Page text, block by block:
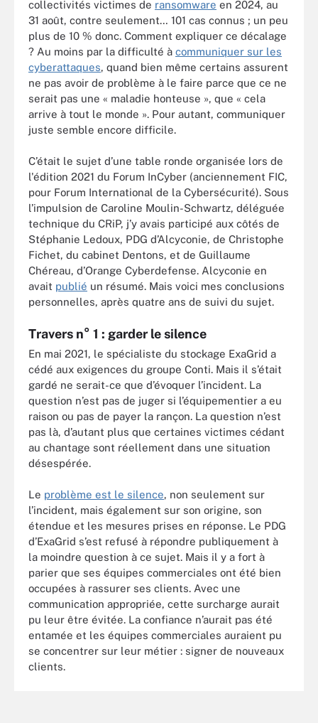
collectivités victimes de ransomware en 2024, au
31 août, contre seulement… 101 cas connus ; un peu
plus de 10 % donc. Comment expliquer ce décalage
? Au moins par la difficulté à communiquer sur les
cyberattaques, quand bien même certains assurent
ne pas avoir de problème à le faire parce que ce ne
serait pas une « maladie honteuse », que « cela
arrive à tout le monde ». Pour autant, communiquer
juste semble encore difficile.
C’était le sujet d’une table ronde organisée lors de
l'édition 2021 du Forum InCyber (anciennement FIC,
pour Forum International de la Cybersécurité). Sous
l’impulsion de Caroline Moulin-Schwartz, déléguée
technique du CRiP, j’y avais participé aux côtés de
Stéphanie Ledoux, PDG d’Alcyconie, de Christophe
Fichet, du cabinet Dentons, et de Guillaume
Chéreau, d’Orange Cyberdefense. Alcyconie en
avait publié un résumé. Mais voici mes conclusions
personnelles, après quatre ans de suivi du sujet.
Travers n° 1 : garder le silence
En mai 2021, le spécialiste du stockage ExaGrid a
cédé aux exigences du groupe Conti. Mais il s’était
gardé ne serait-ce que d’évoquer l’incident. La
question n’est pas de juger si l’équipementier a eu
raison ou pas de payer la rançon. La question n’est
pas là, d’autant plus que certaines victimes cédant
au chantage sont réellement dans une situation
désespérée.
Le problème est le silence, non seulement sur
l’incident, mais également sur son origine, son
étendue et les mesures prises en réponse. Le PDG
d’ExaGrid s’est refusé à répondre publiquement à
la moindre question à ce sujet. Mais il y a fort à
parier que ses équipes commerciales ont été bien
occupées à rassurer ses clients. Avec une
communication appropriée, cette surcharge aurait
pu leur être évitée. La confiance n’aurait pas été
entamée et les équipes commerciales auraient pu
se concentrer sur leur métier : signer de nouveaux
clients.